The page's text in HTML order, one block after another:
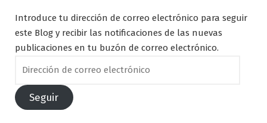
falta
bañador
bañarse
Introduce tu dirección de correo electrónico para seguir
este Blog y recibir las notificaciones de las nuevas
publicaciones en tu buzón de correo electrónico.
correo
electrónico
Seguir